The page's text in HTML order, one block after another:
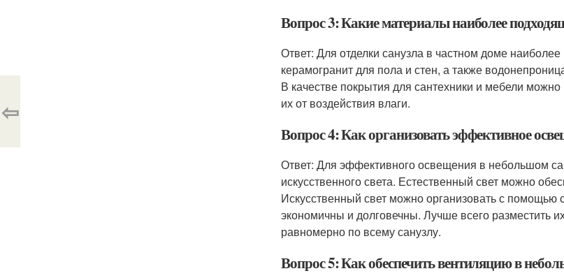
Вопрос 3: Какие материалы наиболее
Ответ: Для отделки санузла в частном доме
керамогранит для пола и стен, а также
В качестве покрытия для сантехники и мебели
их от воздействия влаги.
Вопрос 4: Как организовать эффективное
Ответ: Для эффективного освещения в небольшом
искусственного света. Естественный свет можно
Искусственный свет можно организовать с
экономичны и долговечны. Лучше всего разместить
равномерно по всему санузлу.
Вопрос 5: Как обеспечить вентиляцию в
⇦